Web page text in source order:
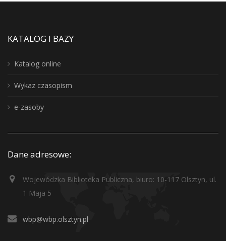
KATALOG I BAZY
Katalog online
Wykaz czasopism
e-zasoby
Dane adresowe:
Wojewódzka Biblioteka Publiczna, biuro: 10-117 Olsztyn, ul.
1 Maja 5
wbp@wbp.olsztyn.pl